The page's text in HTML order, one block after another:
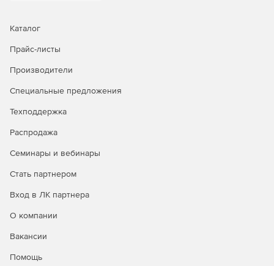
Каталог
Прайс-листы
Производители
Специальные предложения
Техподдержка
Распродажа
Семинары и вебинары
Стать партнером
Вход в ЛК партнера
О компании
Вакансии
Помощь